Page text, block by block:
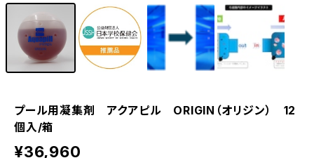
プール用凝集剤 アクアピル ORIGIN（オリジン） 12
個入/箱
¥36,960